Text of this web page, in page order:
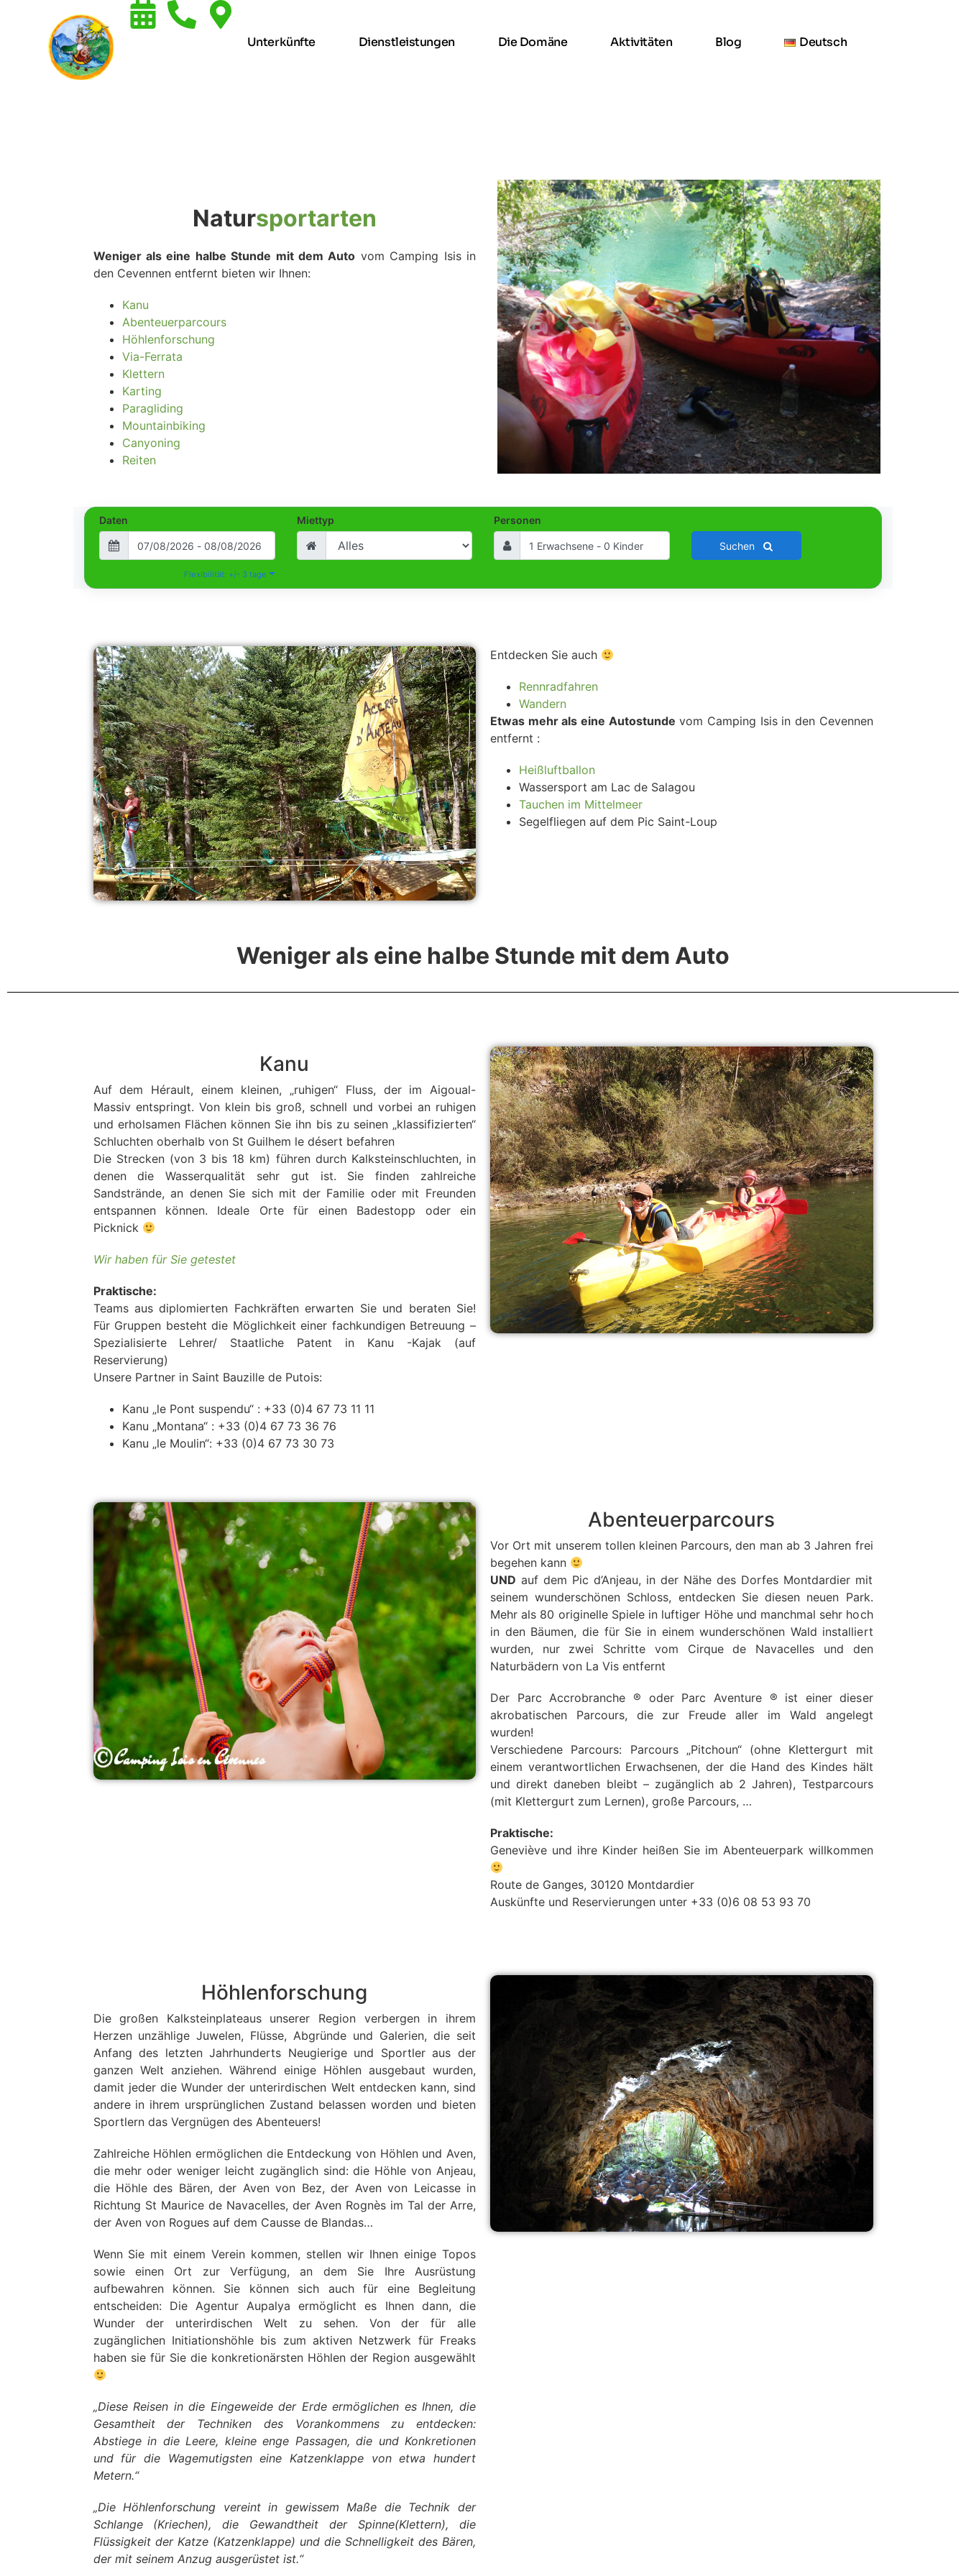
Unterkünfte Dienstleistungen Die Domäne Aktivitäten Blog Deutsch
Natursportarten
Weniger als eine halbe Stunde mit dem Auto vom Camping Isis in
den Cevennen entfernt bieten wir Ihnen:
Kanu
Abenteuerparcours
Höhlenforschung
Via-Ferrata
Klettern
Karting
Paragliding
Mountainbiking
Canyoning
Reiten
Daten
Flexibilität: +/- 3 tage
Miettyp Personen
Suchen
Entdecken Sie auch
Rennradfahren
Wandern
Etwas mehr als eine Autostunde vom Camping Isis in den Cevennen
entfernt :
Heißluftballon
Wassersport am Lac de Salagou
Tauchen im Mittelmeer
Segelfliegen auf dem Pic Saint-Loup
Weniger als eine halbe Stunde mit dem Auto
Kanu
Auf dem Hérault, einem kleinen, „ruhigen“ Fluss, der im Aigoual-
Massiv entspringt. Von klein bis groß, schnell und vorbei an ruhigen
und erholsamen Flächen können Sie ihn bis zu seinen „klassifizierten“
Schluchten oberhalb von St Guilhem le désert befahren
Die Strecken (von 3 bis 18 km) führen durch Kalksteinschluchten, in
denen die Wasserqualität sehr gut ist. Sie finden zahlreiche
Sandstrände, an denen Sie sich mit der Familie oder mit Freunden
entspannen können. Ideale Orte für einen Badestopp oder ein
Picknick
Wir haben für Sie getestet
Praktische:
Teams aus diplomierten Fachkräften erwarten Sie und beraten Sie!
Für Gruppen besteht die Möglichkeit einer fachkundigen Betreuung –
Spezialisierte Lehrer/ Staatliche Patent in Kanu -Kajak (auf
Reservierung)
Unsere Partner in Saint Bauzille de Putois:
Kanu „le Pont suspendu“ : +33 (0)4 67 73 11 11
Kanu „Montana“ : +33 (0)4 67 73 36 76
Kanu „le Moulin“: +33 (0)4 67 73 30 73
Abenteuerparcours
Vor Ort mit unserem tollen kleinen Parcours, den man ab 3 Jahren frei
begehen kann
UND auf dem Pic d’Anjeau, in der Nähe des Dorfes Montdardier mit
seinem wunderschönen Schloss, entdecken Sie diesen neuen Park.
Mehr als 80 originelle Spiele in luftiger Höhe und manchmal sehr hoch
in den Bäumen, die für Sie in einem wunderschönen Wald installiert
wurden, nur zwei Schritte vom Cirque de Navacelles und den
Naturbädern von La Vis entfernt
Der Parc Accrobranche ® oder Parc Aventure ® ist einer dieser
akrobatischen Parcours, die zur Freude aller im Wald angelegt
wurden!
Verschiedene Parcours: Parcours „Pitchoun“ (ohne Klettergurt mit
einem verantwortlichen Erwachsenen, der die Hand des Kindes hält
und direkt daneben bleibt – zugänglich ab 2 Jahren), Testparcours
(mit Klettergurt zum Lernen), große Parcours, …
Praktische:
Geneviève und ihre Kinder heißen Sie im Abenteuerpark willkommen
Route de Ganges, 30120 Montdardier
Auskünfte und Reservierungen unter +33 (0)6 08 53 93 70
Höhlenforschung
Die großen Kalksteinplateaus unserer Region verbergen in ihrem
Herzen unzählige Juwelen, Flüsse, Abgründe und Galerien, die seit
Anfang des letzten Jahrhunderts Neugierige und Sportler aus der
ganzen Welt anziehen. Während einige Höhlen ausgebaut wurden,
damit jeder die Wunder der unterirdischen Welt entdecken kann, sind
andere in ihrem ursprünglichen Zustand belassen worden und bieten
Sportlern das Vergnügen des Abenteuers!
Zahlreiche Höhlen ermöglichen die Entdeckung von Höhlen und Aven,
die mehr oder weniger leicht zugänglich sind: die Höhle von Anjeau,
die Höhle des Bären, der Aven von Bez, der Aven von Leicasse in
Richtung St Maurice de Navacelles, der Aven Rognès im Tal der Arre,
der Aven von Rogues auf dem Causse de Blandas…
Wenn Sie mit einem Verein kommen, stellen wir Ihnen einige Topos
sowie einen Ort zur Verfügung, an dem Sie Ihre Ausrüstung
aufbewahren können. Sie können sich auch für eine Begleitung
entscheiden: Die Agentur Aupalya ermöglicht es Ihnen dann, die
Wunder der unterirdischen Welt zu sehen. Von der für alle
zugänglichen Initiationshöhle bis zum aktiven Netzwerk für Freaks
haben sie für Sie die konkretionärsten Höhlen der Region ausgewählt
„Diese Reisen in die Eingeweide der Erde ermöglichen es Ihnen, die
Gesamtheit der Techniken des Vorankommens zu entdecken:
Abstiege in die Leere, kleine enge Passagen, die und Konkretionen
und für die Wagemutigsten eine Katzenklappe von etwa hundert
Metern.“
„Die Höhlenforschung vereint in gewissem Maße die Technik der
Schlange (Kriechen), die Gewandtheit der Spinne(Klettern), die
Flüssigkeit der Katze (Katzenklappe) und die Schnelligkeit des Bären,
der mit seinem Anzug ausgerüstet ist.“